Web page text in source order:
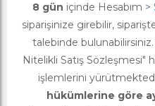
8 gün içinde Hesabım >
siparişinize girebilir,
talebinde
Nitelikli Satış Sözleşmesi"
işlemlerini
hükümlerine göre